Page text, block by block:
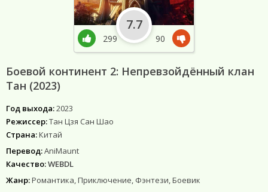
Боевой континент 2: Непревзойдённый клан
Тан (2023)
Год выхода:2023
Режиссер:Тан Цзя Сан Шао
Страна:Китай
Перевод:AniMaunt
Качество:WEBDL
Жанр:Романтика, Приключение, Фэнтези, Боевик
299
7.7
90